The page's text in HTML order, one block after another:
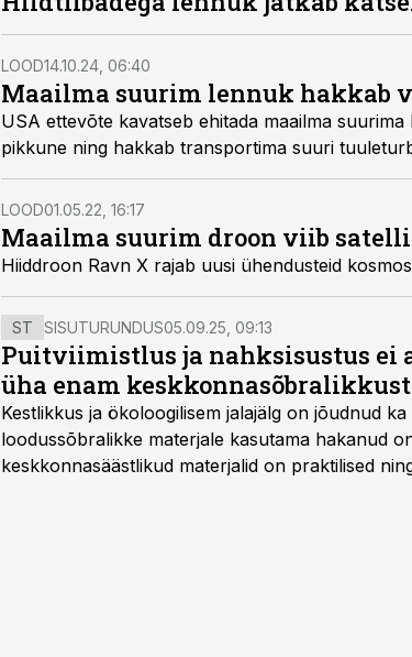
LOOD14.10.24, 06:40
Maailma suurim lennuk hakkab
USA ettevõte kavatseb ehitada maailma
pikkune ning hakkab transportima suuri
LOOD01.05.22, 16:17
Maailma suurim droon viib
Hiiddroon Ravn X rajab uusi ühendusteid
ST SISUTURUNDUS05.09.25, 09:13
Puitviimistlus ja nahksisustus ei
üha enam keskkonnasõbralikkust
Kestlikkus ja ökoloogilisem jalajälg on jõudnud
loodussõbralikke materjale kasutama hakanud
keskkonnasäästlikud materjalid on praktilised